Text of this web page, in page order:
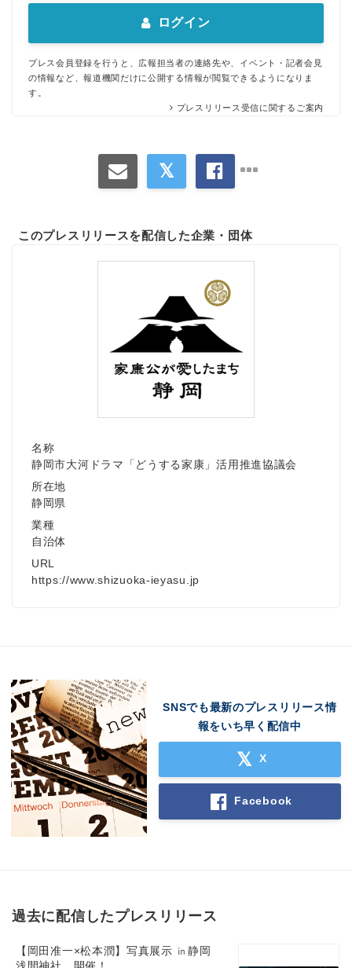
ログイン
プレス会員登録を行うと、広報担当者の連絡先や、イベント・記者会見
の情報など、報道機関だけに公開する情報が閲覧できるようになりま
す。
プレスリリース受信に関するご案内
このプレスリリースを配信した企業・団体
名称
静岡市大河ドラマ「どうする家康」活用推進協議会
所在地
静岡県
業種
自治体
URL
https://www.shizuoka-ieyasu.jp
SNSでも最新のプレスリリース情
報をいち早く配信中
X
Facebook
過去に配信したプレスリリース
【岡田准一×松本潤】写真展示 ㏌静岡